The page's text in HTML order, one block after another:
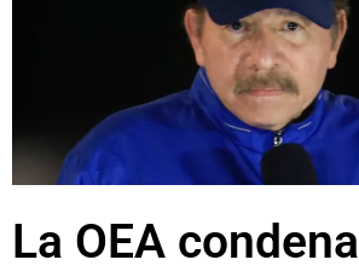
La OEA condena